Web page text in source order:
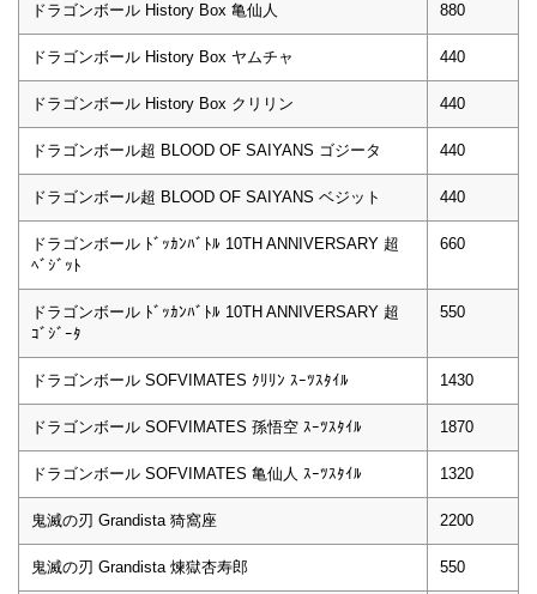
ドラゴンボール History Box 亀仙人 880
ドラゴンボール History Box ヤムチャ 440
ドラゴンボール History Box クリリン 440
ドラゴンボール超 BLOOD OF SAIYANS ゴジータ 440
ドラゴンボール超 BLOOD OF SAIYANS ベジット 440
ドラゴンボール ﾄﾞｯｶﾝﾊﾞﾄﾙ 10TH ANNIVERSARY 超
ﾍﾞｼﾞｯﾄ
660
ドラゴンボール ﾄﾞｯｶﾝﾊﾞﾄﾙ 10TH ANNIVERSARY 超
ｺﾞｼﾞｰﾀ
550
ドラゴンボール SOFVIMATES ｸﾘﾘﾝ ｽｰﾂｽﾀｲﾙ 1430
ドラゴンボール SOFVIMATES 孫悟空 ｽｰﾂｽﾀｲﾙ 1870
ドラゴンボール SOFVIMATES 亀仙人 ｽｰﾂｽﾀｲﾙ 1320
鬼滅の刃 Grandista 猗窩座 2200
鬼滅の刃 Grandista 煉獄杏寿郎 550